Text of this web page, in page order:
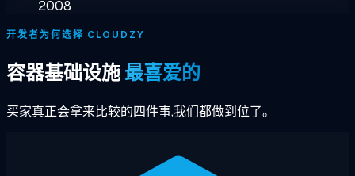
2008
开发者为何选择 CLOUDZY
容器基础设施最喜爱的
买家真正会拿来比较的四件事,我们都做到位了。